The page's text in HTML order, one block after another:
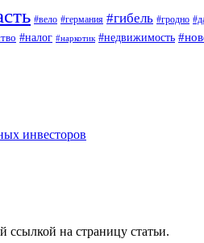
#вело #германия #гибель #гродно
#налог #наркотик #недвижимость
инвесторов
ссылкой на страницу статьи.